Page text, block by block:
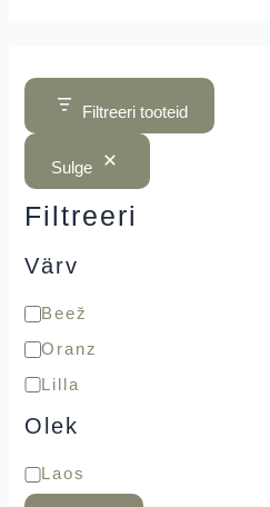
Filtreeri tooteid
Sulge
Filtreeri
Värv
Beež
Oranz
Lilla
Olek
Laos